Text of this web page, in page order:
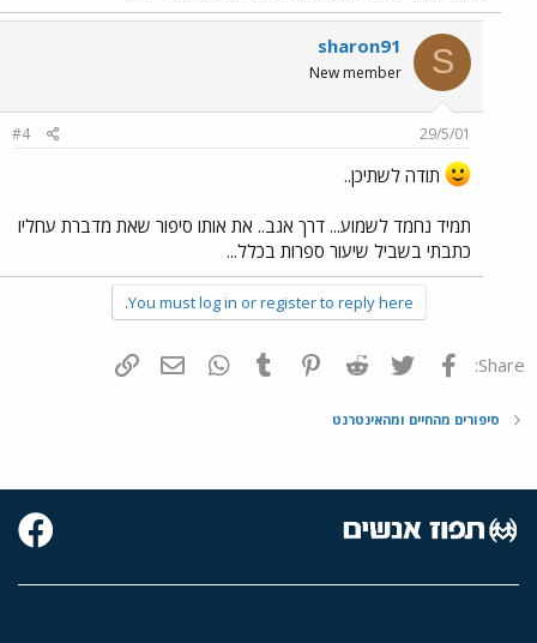
S
sharon91
New member
29/5/01
#4
תודה לשתיכן..
תמיד נחמד לשמוע... דרך אגב.. את אותו סיפור שאת מדברת עחליו
כתבתי בשביל שיעור ספרות בכלל...
You must log in or register to reply here.
Share: פייסבוק Twitter
Reddit
Pinterest
Tumblr
WhatsAppדואר אלקטרוני
סיפורים מהחיים ומהאינטרנט